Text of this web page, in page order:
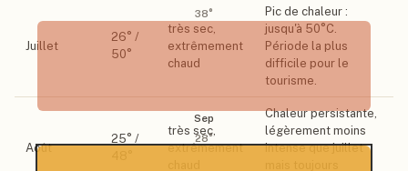
38°
Sep
28°
Juillet
26° /
50°
très sec,
extrêmement
chaud
Pic de chaleur :
jusqu'à 50°C.
Période la plus
difficile pour le
tourisme.
Août
25° /
très sec,
extrêmement
Chaleur persistante,
légèrement moins
intense que juillet